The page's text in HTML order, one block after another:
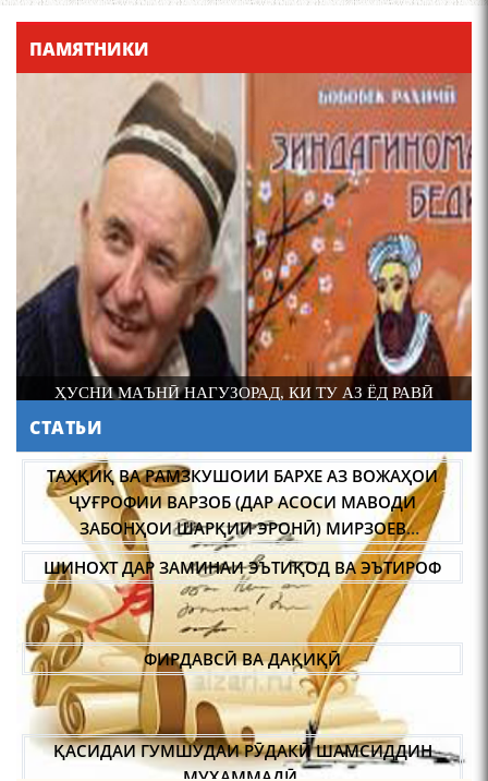
ЧЕХРАХОИ АСЛИИ МИРЗО
ТУРСУНЗОДА
Мирзо Турсунзода-
"Кахрамони Точикистон"
МИРЗО ТУРСУНЗОДА
ТАРЧУМАИ ХОЛ/MIRZO
TURSUNZODA BIOGRAFIYA
Сайри осорхона - Мирзо
Турсунзода
ПАМЯТНИКИ
ОЛИМ ВА ПЕДАГОГИ БУЗУРГ
СТАТЬИ
ТАҲҚИҚ ВА РАМЗКУШОИИ БАРХЕ АЗ ВОЖАҲОИ
ҶУҒРОФИИ ВАРЗОБ (ДАР АСОСИ МАВОДИ
ЗАБОНҲОИ ШАРҚИИ ЭРОНӢ) МИРЗОЕВ
САЙФИДДИН ҶАБОРОВИЧ.
ШИНОХТ ДАР ЗАМИНАИ ЭЪТИҚОД ВА ЭЪТИРОФ
ФИРДАВСӢ ВА ДАҚИҚӢ
ҚАСИДАИ ГУМШУДАИ РӮДАКӢ ШАМСИДДИН